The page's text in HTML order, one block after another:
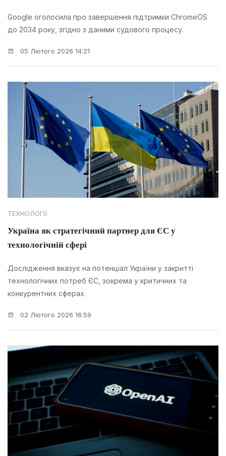
Google оголосила про завершення підтримки ChromeOS
до 2034 року, згідно з даними судового процесу.
05 Лютого 2026 14:21
ТЕХНОЛОГІЇ
Україна як стратегічний партнер для ЄС у
технологічній сфері
Дослідження вказує на потенціал України у закритті
технологічних потреб ЄС, зокрема у критичних та
конкурентних сферах.
02 Лютого 2026 16:59